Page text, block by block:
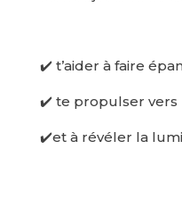
✔️ t’aider à faire
✔️ te propulser vers
✔️et à révéler la